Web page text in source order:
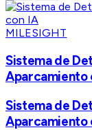
MILESIGHT
Sistema de
Aparcamiento
Sistema de
Aparcamiento